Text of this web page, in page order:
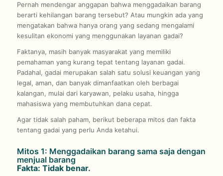
Pernah mendengar anggapan bahwa menggadaikan barang
berarti kehilangan barang tersebut? Atau mungkin ada yang
mengatakan bahwa hanya orang yang sedang mengalami
kesulitan ekonomi yang menggunakan layanan gadai?
Faktanya, masih banyak masyarakat yang memiliki
pemahaman yang kurang tepat tentang layanan gadai.
Padahal, gadai merupakan salah satu solusi keuangan yang
legal, aman, dan banyak dimanfaatkan oleh berbagai
kalangan, mulai dari karyawan, pelaku usaha, hingga
mahasiswa yang membutuhkan dana cepat.
Agar tidak salah paham, berikut beberapa mitos dan fakta
tentang gadai yang perlu Anda ketahui.
Mitos 1: Menggadaikan barang sama saja dengan
menjual barang
Fakta: Tidak benar.